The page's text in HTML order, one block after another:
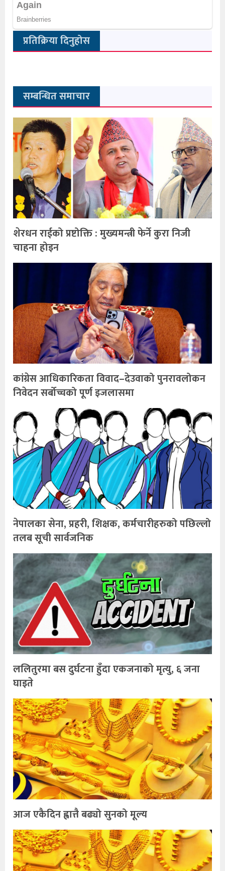
प्रतिक्रिया दिनुहोस
सम्बन्धित समाचार
शेरधन राईको प्रष्टोक्ति : मुख्यमन्त्री फेर्ने कुरा निजी
चाहना होइन
कांग्रेस आधिकारिकता विवाद–देउवाको पुनरावलोकन
निवेदन सर्बोच्चको पूर्ण इजलासमा
नेपालका सेना, प्रहरी, शिक्षक, कर्मचारीहरुको पछिल्लो
तलब सूची सार्वजनिक
ललितुरमा बस दुर्घटना हुँदा एकजनाको मृत्यु, ६ जना
घाइते
आज एकैदिन ह्वात्तै बढ्यो सुनको मूल्य